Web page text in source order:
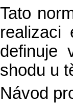
Tato
realizaci
definuje
shodu u
Návod